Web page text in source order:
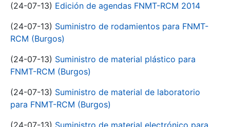
(24-07-13) Edición de agendas FNMT-RCM 2014
(24-07-13) Suministro de rodamientos para FNMT-
RCM (Burgos)
(24-07-13) Suministro de material plástico para
FNMT-RCM (Burgos)
(24-07-13) Suministro de material de laboratorio
para FNMT-RCM (Burgos)